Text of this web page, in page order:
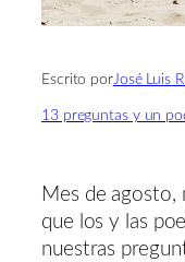
Escrito porJosé Luis
13 preguntas y un
Mes de agosto,
que los y las
nuestras